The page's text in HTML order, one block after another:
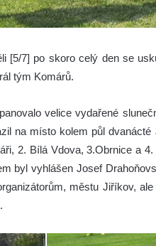
[5/7] po skoro celý den se
tým Komárů.
velice vydařené
na místo kolem půl
2. Bílá Vdova, 3.Obrnice a
byl vyhlášen Josef
městu Jiříkov,